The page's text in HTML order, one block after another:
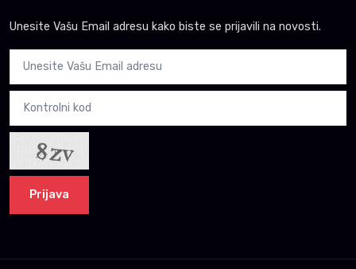
Unesite Vašu Email adresu kako biste se prijavili na novosti.
Prijava